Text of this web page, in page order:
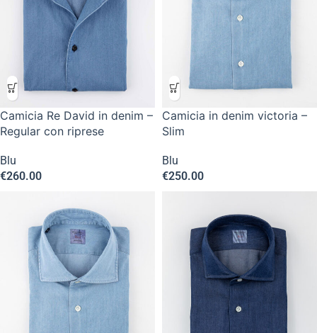
Camicia Re David in denim –
Regular con riprese
Blu
€260.00
Camicia in denim victoria –
Slim
Blu
€250.00